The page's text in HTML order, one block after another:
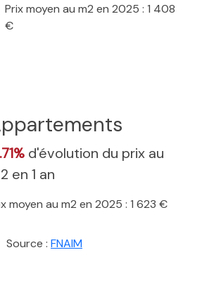
Prix moyen au m2 en 2025 : 1 408
€
d'évolution du prix au
en 1 an
moyen au m2 en 2025 : 1 623 €
Source : FNAIM